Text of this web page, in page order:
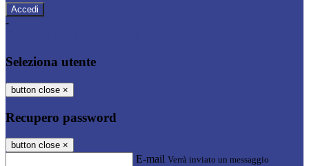
-
Seleziona utente
button close ×
Recupero password
button close ×
E-mail Verrà inviato un messaggio